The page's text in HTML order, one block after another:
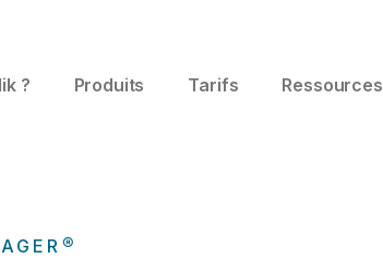
? Produits Tarifs Ressources